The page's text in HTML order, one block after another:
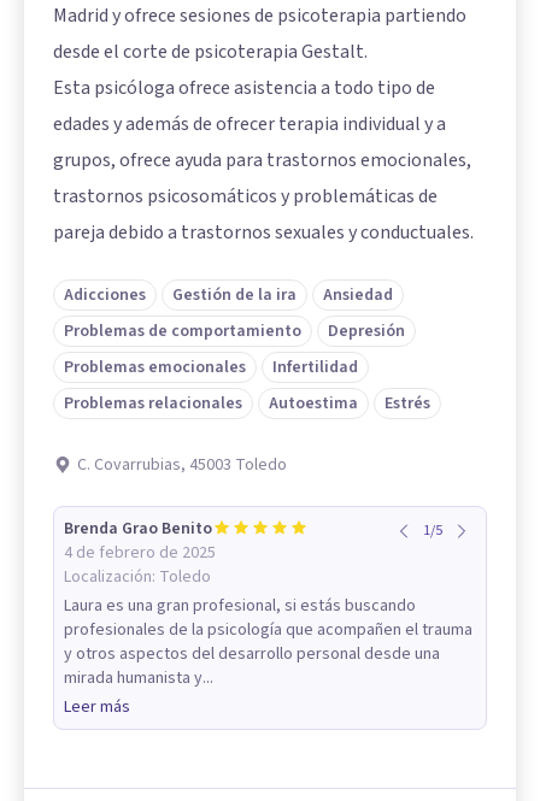
Madrid y ofrece sesiones de psicoterapia partiendo
desde el corte de psicoterapia Gestalt.
Esta psicóloga ofrece asistencia a todo tipo de
edades y además de ofrecer terapia individual y a
grupos, ofrece ayuda para trastornos emocionales,
trastornos psicosomáticos y problemáticas de
pareja debido a trastornos sexuales y conductuales.
Adicciones Gestión de la ira
Ansiedad
Problemas de comportamiento
Depresión
Problemas emocionales
Infertilidad
Problemas relacionales
Autoestima Estrés
C. Covarrubias, 45003 Toledo
Brenda Grao Benito
4 de febrero de 2025
Localización: Toledo
1/5
Laura es una gran profesional, si estás buscando
profesionales de la psicología que acompañen el trauma
y otros aspectos del desarrollo personal desde una
mirada humanista y...
Leer más